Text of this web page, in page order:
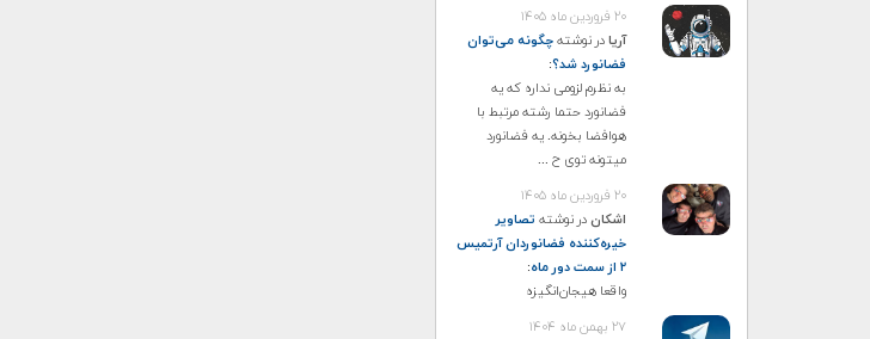
۲۰ فروردین ماه ۱۴۰۵
آریادر نوشتهچگونه می‌توان
فضانورد شد؟:
به نظرم لزومی نداره که یه
فضانورد حتما رشته مرتبط با
هوافضا بخونه. یه فضانورد
میتونه توی ح ...
۲۰ فروردین ماه ۱۴۰۵
اشکاندر نوشته تصاویر
خیره‌کننده فضانوردان آرتمیس
۲ از سمت دور ماه
:
واقعا هیجان‌انگیزه
۲۷ بهمن ماه ۱۴۰۴